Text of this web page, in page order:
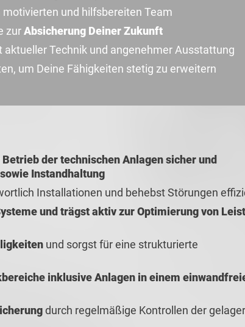
motivierten und hilfsbereiten Team
zurAbsicherung Deiner Zukunft
aktueller Technik und angenehmer Ausstattung
um Deine Fähigkeiten stetig zu erweitern
der technischen Anlagen sicher und
Instandhaltung
Installationen und behebst Störungen
und trägst aktiv zur Optimierung von
und sorgst für eine strukturierte
inklusive Anlagen in einem
durch regelmäßige Kontrollen der